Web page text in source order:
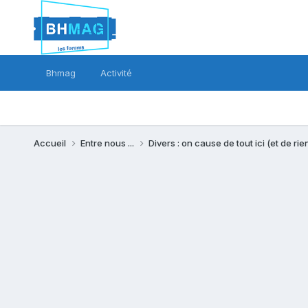
Bhmag Activité
Accueil Entre nous ... Divers : on cause de tout ici (et de